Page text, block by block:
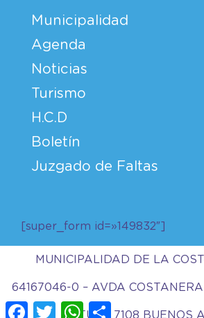
Municipalidad
Agenda
Noticias
Turismo
H.C.D
Boletín
Juzgado de Faltas
[super_form id=»149832″]
MUNICIPALIDAD DE LA
64167046-0 – AVDA COSTANERA
TUYU 7108 BUENOS
Facebook
TwitterWhatsApp